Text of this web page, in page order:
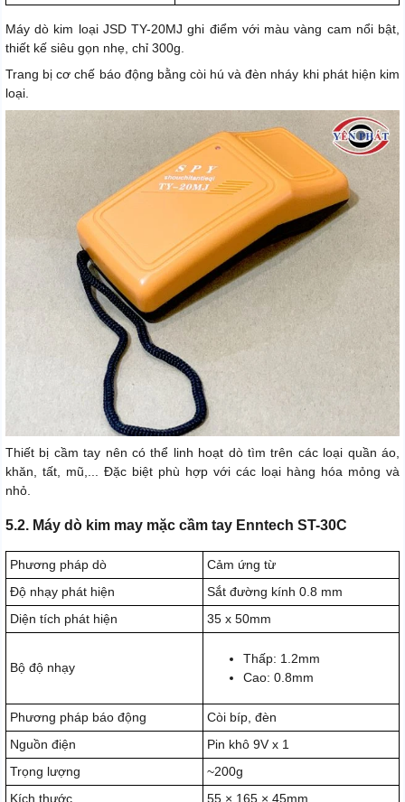
Máy dò kim loại JSD TY-20MJ ghi điểm với màu vàng cam nổi bật,
thiết kế siêu gọn nhẹ, chỉ 300g.
Trang bị cơ chế báo động bằng còi hú và đèn nháy khi phát hiện kim
loại.
Thiết bị cầm tay nên có thể linh hoạt dò tìm trên các loại quần áo,
khăn, tất, mũ,... Đặc biệt phù hợp với các loại hàng hóa mỏng và
nhỏ.
5.2. Máy dò kim may mặc cầm tay Enntech ST-30C
Phương pháp dò
Cảm ứng từ
Độ nhạy phát hiện
Sắt đường kính 0.8 mm
Diện tích phát hiện
35 x 50mm
Bộ độ nhạy
Thấp: 1.2mm
Cao: 0.8mm
Phương pháp báo động
Còi bíp, đèn
Nguồn điện
Pin khô 9V x 1
Trọng lượng
~200g
Kích thước
55 × 165 × 45mm